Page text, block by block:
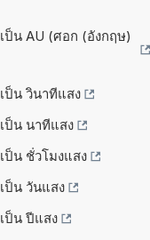
ป็น AU (ศอก (อังกฤษ)
ป็น วินาทีแสง
ป็น นาทีแสง
ป็น ชั่วโมงแสง
ป็น วันแสง
ป็น ปีแสง